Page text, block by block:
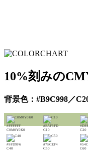
10%刻みの
背景色：#B9C998／
#FFFFFF
C0M0Y0K0
#EAF6FD
C10
C20
#9FD9F6
C40
#7ECEF4
C50
C60